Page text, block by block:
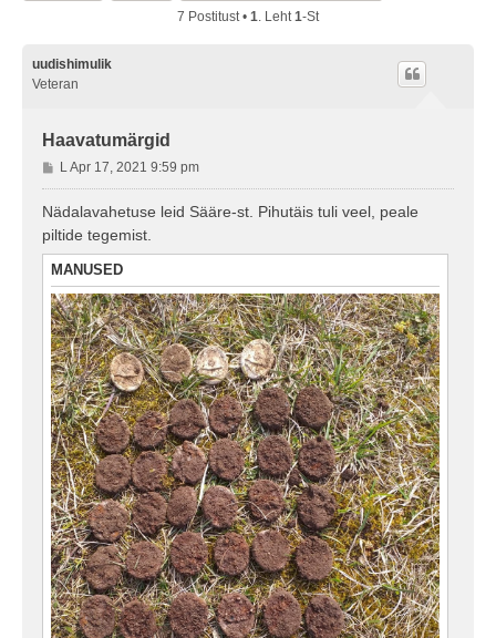
7 Postitust • 1. Leht1-st
uudishimulik
Veteran
Haavatumärgid
P
o
s
t
i
t
u
s
L Apr 17, 2021 9:59 pm
Nädalavahetuse leid Sääre-st. Pihutäis tuli veel, peale
piltide tegemist.
MANUSED